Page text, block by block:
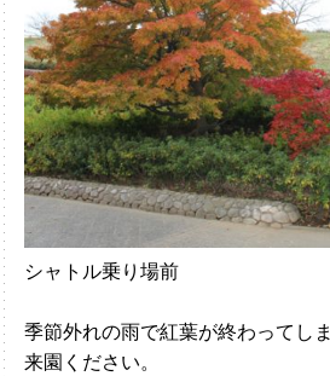
シャトル乗り場前
季節外れの雨で紅葉が終わってし
来園ください。